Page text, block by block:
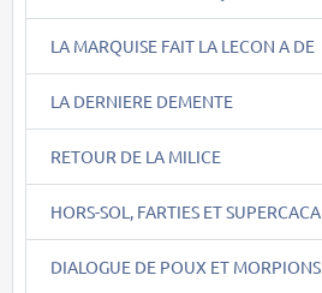
LA MARQUISE FAIT LA LECON A DE
LA DERNIERE DEMENTE
RETOUR DE LA MILICE
HORS-SOL, FARTIES ET SUPERCACA
DIALOGUE DE POUX ET MORPIONS